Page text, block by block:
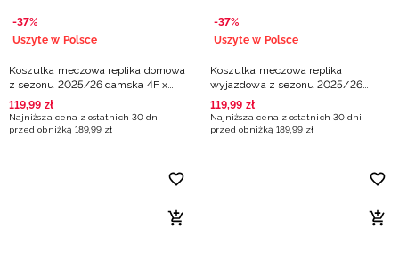
-37%
Uszyte w Polsce
Koszulka meczowa replika domowa
z sezonu 2025/26 damska 4F x
Polonia Warszawa - biała
119,99 zł
Najniższa cena z ostatnich 30 dni
przed obniżką 189,99 zł
-37%
Uszyte w Polsce
Koszulka meczowa replika
wyjazdowa z sezonu 2025/26
damska 4F x Polonia Warszawa -
czarna
119,99 zł
Najniższa cena z ostatnich 30 dni
przed obniżką 189,99 zł
Słowacki / EUR
Ukraiński / UAH